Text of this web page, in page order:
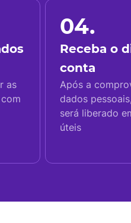
as
04.
Receba o
conta
Após a
dados
será liberado
úteis